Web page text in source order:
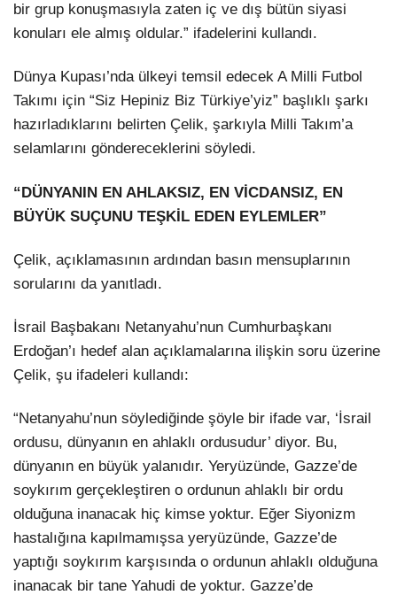
bir grup konuşmasıyla zaten iç ve dış bütün siyasi
konuları ele almış oldular.” ifadelerini kullandı.
Dünya Kupası’nda ülkeyi temsil edecek A Milli Futbol
Takımı için “Siz Hepiniz Biz Türkiye’yiz” başlıklı şarkı
hazırladıklarını belirten Çelik, şarkıyla Milli Takım’a
selamlarını göndereceklerini söyledi.
“DÜNYANIN EN AHLAKSIZ, EN VİCDANSIZ, EN
BÜYÜK SUÇUNU TEŞKİL EDEN EYLEMLER”
Çelik, açıklamasının ardından basın mensuplarının
sorularını da yanıtladı.
İsrail Başbakanı Netanyahu’nun Cumhurbaşkanı
Erdoğan’ı hedef alan açıklamalarına ilişkin soru üzerine
Çelik, şu ifadeleri kullandı:
“Netanyahu’nun söylediğinde şöyle bir ifade var, ‘İsrail
ordusu, dünyanın en ahlaklı ordusudur’ diyor. Bu,
dünyanın en büyük yalanıdır. Yeryüzünde, Gazze’de
soykırım gerçekleştiren o ordunun ahlaklı bir ordu
olduğuna inanacak hiç kimse yoktur. Eğer Siyonizm
hastalığına kapılmamışsa yeryüzünde, Gazze’de
yaptığı soykırım karşısında o ordunun ahlaklı olduğuna
inanacak bir tane Yahudi de yoktur. Gazze’de